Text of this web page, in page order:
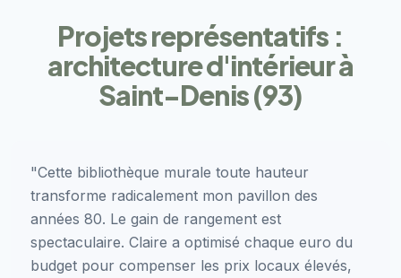
Projets représentatifs :
architecture d'intérieur à
Saint-Denis (93)
"Cette bibliothèque murale toute hauteur
transforme radicalement mon pavillon des
années 80. Le gain de rangement est
spectaculaire. Claire a optimisé chaque euro du
budget pour compenser les prix locaux élevés,